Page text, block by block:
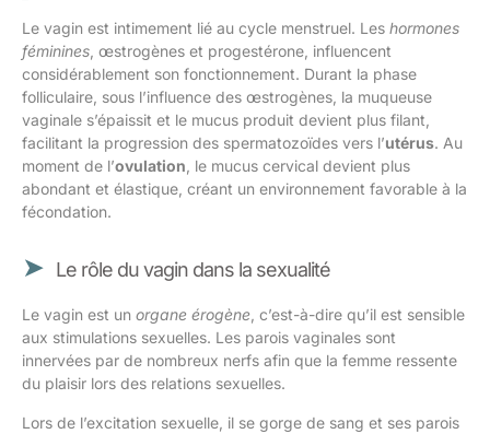
Le vagin est intimement lié au cycle menstruel. Les hormones
féminines, œstrogènes et progestérone, influencent
considérablement son fonctionnement. Durant la phase
folliculaire, sous l’influence des œstrogènes, la muqueuse
vaginale s’épaissit et le mucus produit devient plus filant,
facilitant la progression des spermatozoïdes vers l’utérus. Au
moment de l’ovulation, le mucus cervical devient plus
abondant et élastique, créant un environnement favorable à la
fécondation.
Le rôle du vagin dans la sexualité
Le vagin est un organe érogène, c’est-à-dire qu’il est sensible
aux stimulations sexuelles. Les parois vaginales sont
innervées par de nombreux nerfs afin que la femme ressente
du plaisir lors des relations sexuelles.
Lors de l’excitation sexuelle, il se gorge de sang et ses parois